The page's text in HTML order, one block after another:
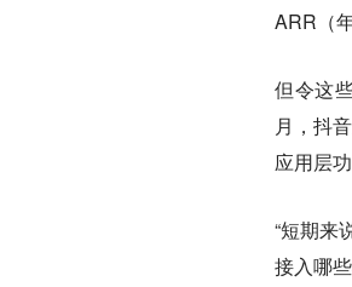
ARR（
但令这
月，抖
应用层
“短期来
接入哪